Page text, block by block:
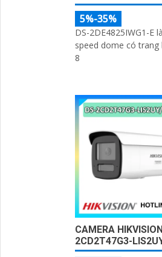
5%-35%
DS-2DE4825IWG1-E
speed dome có trang
8
CAMERA
2CD2T47G3-